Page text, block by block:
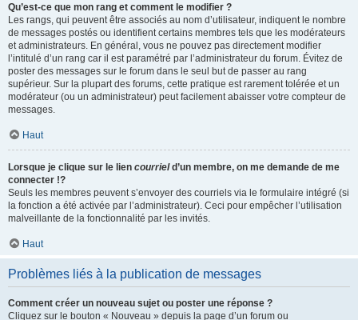
Qu’est-ce que mon rang et comment le modifier ?
Les rangs, qui peuvent être associés au nom d’utilisateur, indiquent le nombre
de messages postés ou identifient certains membres tels que les modérateurs
et administrateurs. En général, vous ne pouvez pas directement modifier
l’intitulé d’un rang car il est paramétré par l’administrateur du forum. Évitez de
poster des messages sur le forum dans le seul but de passer au rang
supérieur. Sur la plupart des forums, cette pratique est rarement tolérée et un
modérateur (ou un administrateur) peut facilement abaisser votre compteur de
messages.
Haut
Lorsque je clique sur le lien courrield’un membre, on me demande de me
connecter !?
Seuls les membres peuvent s’envoyer des courriels via le formulaire intégré (si
la fonction a été activée par l’administrateur). Ceci pour empêcher l’utilisation
malveillante de la fonctionnalité par les invités.
Haut
Problèmes liés à la publication de messages
Comment créer un nouveau sujet ou poster une réponse ?
Cliquez sur le bouton « Nouveau » depuis la page d’un forum ou